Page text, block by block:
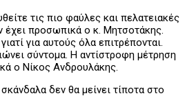
τις πιο φαύλες και πελατειακές
έχει προσωπικά ο κ. Μητσοτάκης.
για αυτούς όλα επιτρέπονται.
σύντομα. Η αντίστροφη μέτρηση
ο Νίκος Ανδρουλάκης.
δεν θα μείνει τίποτα στο